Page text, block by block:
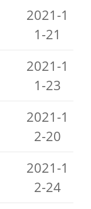
2021-1
1-21
2021-1
1-23
2021-1
2-20
2021-1
2-24